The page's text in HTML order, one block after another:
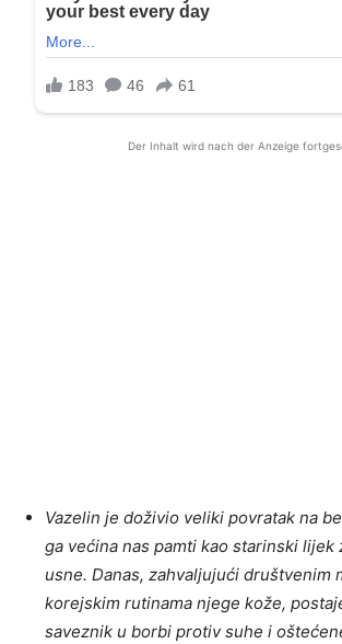
Der Inhalt wird nach der Anzeige
Vazelin je doživio veliki povratak na
ga većina nas pamti kao starinski lijek
usne. Danas, zahvaljujući društvenim
korejskim rutinama njege kože,
saveznik u borbi protiv suhe i